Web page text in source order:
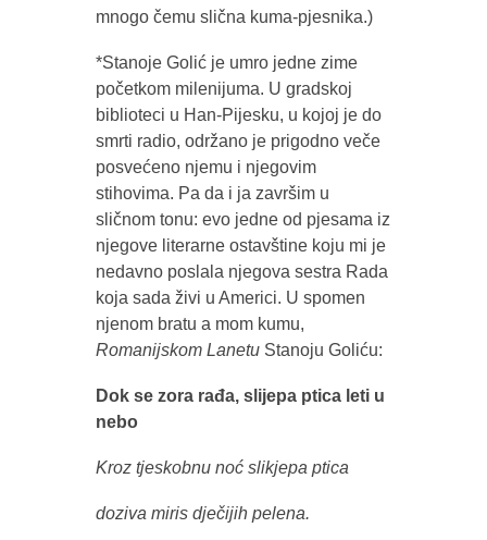
mnogo čemu slična kuma-pjesnika.)
*Stanoje Golić je umro jedne zime
početkom milenijuma. U gradskoj
biblioteci u Han-Pijesku, u kojoj je do
smrti radio, održano je prigodno veče
posvećeno njemu i njegovim
stihovima. Pa da i ja završim u
sličnom tonu: evo jedne od pjesama iz
njegove literarne ostavštine koju mi je
nedavno poslala njegova sestra Rada
koja sada živi u Americi. U spomen
njenom bratu a mom kumu,
Romanijskom LanetuStanoju Goliću:
Dok se zora rađa, slijepa ptica leti u
nebo
Kroz tjeskobnu noć slikjepa ptica
doziva miris dječijih pelena.